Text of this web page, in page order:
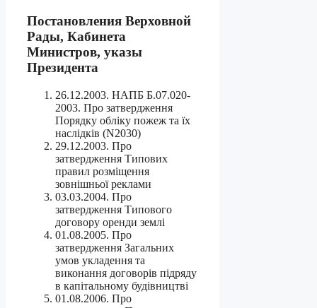
Постановления Верховной
Рады, Кабинета
Министров, указы
Президента
26.12.2003. НАПБ Б.07.020-
2003. Про затвердження
Порядку обліку пожеж та їх
наслідків (N2030)
29.12.2003. Про
затвердження Типових
правил розміщення
зовнішньої реклами
03.03.2004. Про
затвердження Типового
договору оренди землі
01.08.2005. Про
затвердження Загальних
умов укладення та
виконання договорів підряду
в капітальному будівництві
01.08.2006. Про